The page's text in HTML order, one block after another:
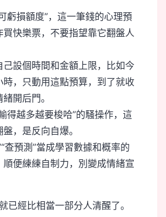
虧損額度”，這一筆錢的心理預
買快樂票，不要指望靠它翻盤人
己設個時間和金額上限，比如今
時，只動用這點預算，到了就收
開后門。
得越多越要梭哈”的騷操作，這
，是反向自爆。
查預測”當成學習數據和概率的
順便練練自制力，別變成情緒宣
已經比相當一部分人清醒了。